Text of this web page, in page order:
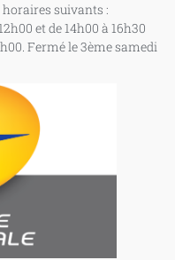
suivants :
et de 14h00 à 16h30
Fermé le 3ème samedi